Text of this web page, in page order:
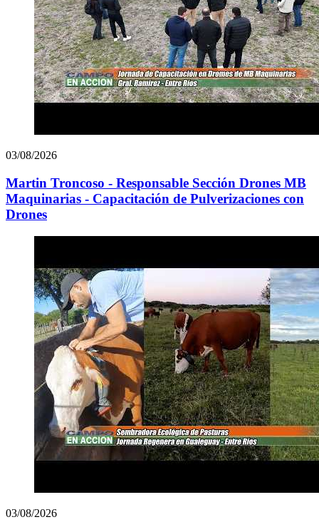
03/08/2026
Martin Troncoso - Responsable Sección Drones MB
Maquinarias - Capacitación de Pulverizaciones con
Drones
03/08/2026